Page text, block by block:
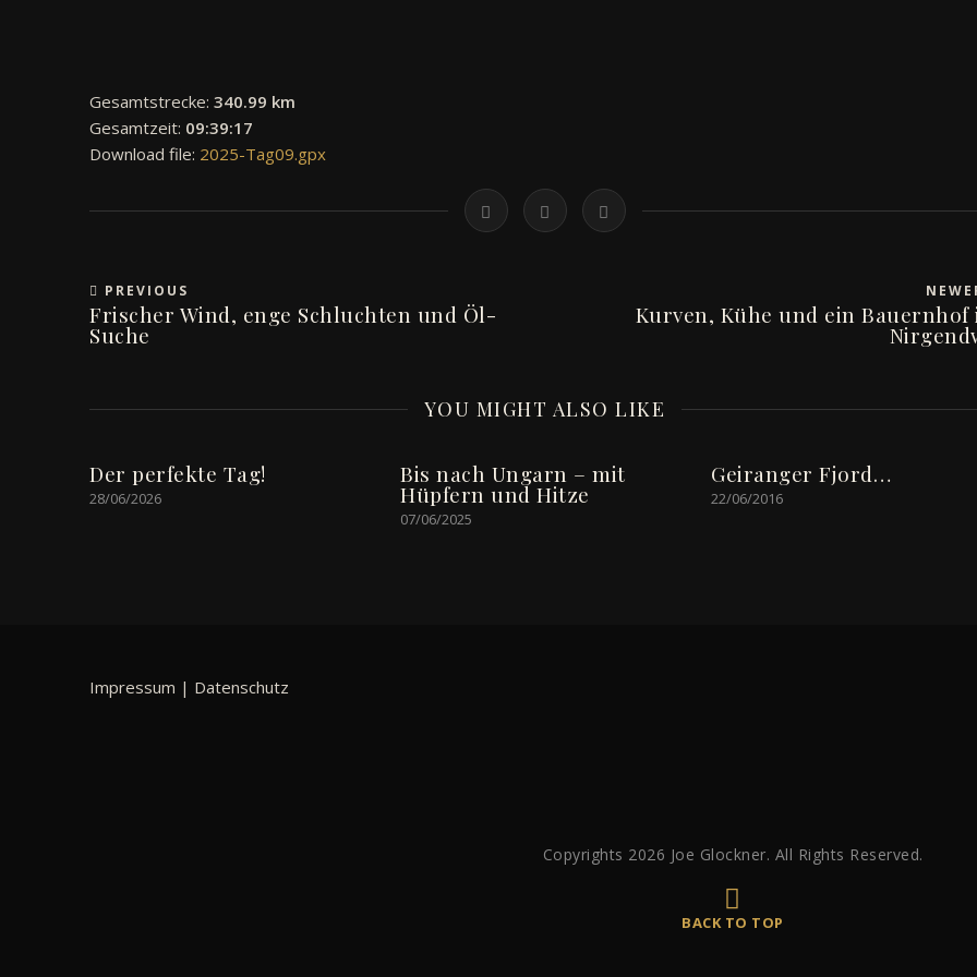
Gesamtstrecke: 340.99 km
Gesamtzeit: 09:39:17
Download file: 2025-Tag09.gpx
PREVIOUS
Frischer Wind, enge Schluchten und Öl-
Suche
Kurven, Kühe und ein Bauernhof
YOU MIGHT ALSO LIKE
Der perfekte Tag!
28/06/2026
Bis nach Ungarn – mit
Hüpfern und Hitze
07/06/2025
Geiranger Fjord…
22/06/2016
Impressum | Datenschutz
Copyrights 2026 Joe Glockner. All Rights Reserved.
BACK TO TOP